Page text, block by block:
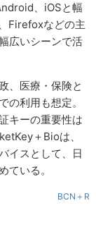
、iOSと幅
Firefoxなどの主
広いシーンで活
、医療・保険と
の利用も想定。
キーの重要性は
＋Bioは、
イスとして、日
ている。
BCN＋R